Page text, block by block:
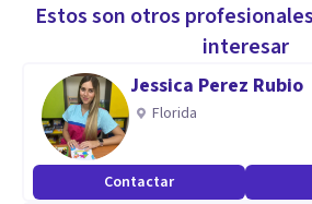
Estos son otros
interesar
Jessica Perez Rubio
Florida
Contactar